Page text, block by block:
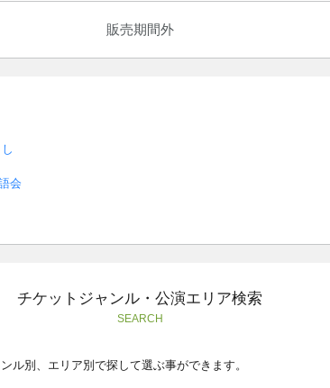
販売期間外
会
チケットジャンル・公演エリア検索
SEARCH
ル別、エリア別で探して選ぶ事ができます。